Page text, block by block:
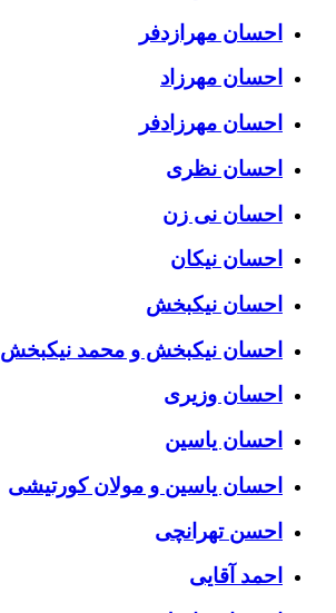
احسان مهرازدفر
احسان مهرزاد
احسان مهرزادفر
احسان نظری
احسان نی زن
احسان نیکان
احسان نیکبخش
احسان نیکبخش و محمد نیکبخش
احسان وزیری
احسان یاسین
احسان یاسین و مولان کورتیشی
احسن تهرانچی
احمد آقایی